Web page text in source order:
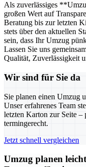
Als zuverlässiges
großen Wert auf
Beratung bis zur letzten
stets über den aktuellen
sein, dass Ihr Umzug
Lassen Sie uns
Qualität, Zuverlässigkeit
Wir sind für Sie da
Sie planen einen Umzug
Unser erfahrenes Team
letzten Karton zur Seite –
termingerecht.
Jetzt schnell vergleichen
Umzug planen